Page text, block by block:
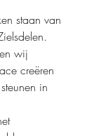
staan van
wij
creëren
in